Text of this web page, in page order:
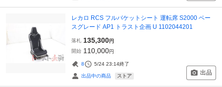
レカロ RCS フルバケットシート 運転席 S2000 ベー
スグレード AP1 トラスト企画 U 1102044201
落札 135,300円
開始 110,000円
8 5/24 23:14終了
出品中の商品 ストア 出品